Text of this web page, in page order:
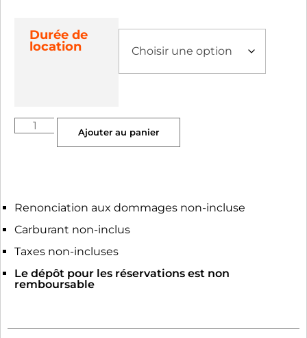
Durée de
location
Ajouter au panier
Renonciation aux dommages non-incluse
Carburant non-inclus
Taxes non-incluses
Le dépôt pour les réservations est non
remboursable